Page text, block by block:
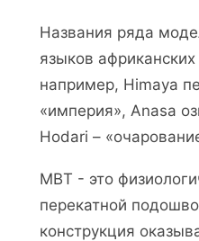
Названия ряда
языков
например, Himaya
«империя», Anasa
Hodari –
MBT - это
перекатной
конструкция